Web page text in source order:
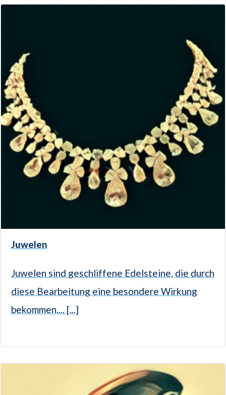
Juwelen
Juwelen sind geschliffene Edelsteine, die durch
diese Bearbeitung eine besondere Wirkung
bekommen.... [...]